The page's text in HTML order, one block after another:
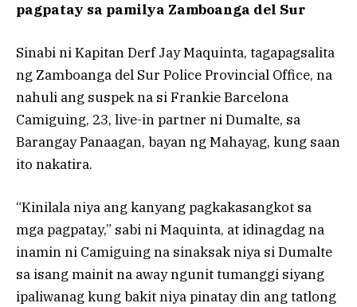
pagpatay sa pamilya Zamboanga del Sur
Sinabi ni Kapitan Derf Jay Maquinta, tagapagsalita
ng Zamboanga del Sur Police Provincial Office, na
nahuli ang suspek na si Frankie Barcelona
Camiguing, 23, live-in partner ni Dumalte, sa
Barangay Panaagan, bayan ng Mahayag, kung saan
ito nakatira.
“Kinilala niya ang kanyang pagkakasangkot sa
mga pagpatay,” sabi ni Maquinta, at idinagdag na
inamin ni Camiguing na sinaksak niya si Dumalte
sa isang mainit na away ngunit tumanggi siyang
ipaliwanag kung bakit niya pinatay din ang tatlong